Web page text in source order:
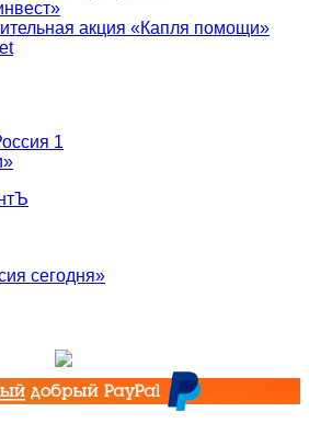
акция «Капля помощи»
1
сегодня»